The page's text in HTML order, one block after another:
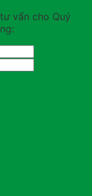
vấn cho Quý